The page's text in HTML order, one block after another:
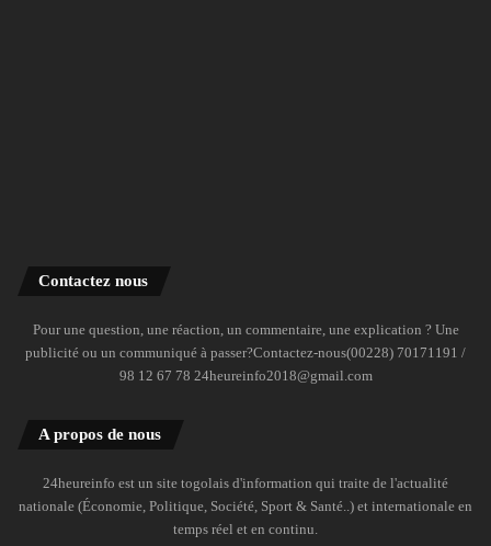
Contactez nous
Pour une question, une réaction, un commentaire, une explication ? Une
publicité ou un communiqué à passer?Contactez-nous(00228) 70171191 /
98 12 67 78 24heureinfo2018@gmail.com
A propos de nous
24heureinfo est un site togolais d'information qui traite de l'actualité
nationale (Économie, Politique, Société, Sport & Santé..) et internationale en
temps réel et en continu.